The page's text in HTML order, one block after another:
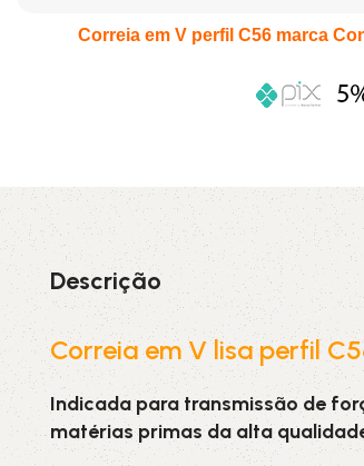
A AX
D
XPA XPB
Correia em V perfil C56 marca
Descrição
Correia em V lisa perfil
Indicada para transmissão de
matérias primas da alta